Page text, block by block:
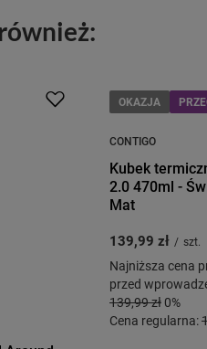
OKAZJA
CONTIGO
Kubek
2.0 470ml -
Mat
139,99 zł / szt.
Najniższa cena
przed
139,99 zł 0%
Cena regularna: